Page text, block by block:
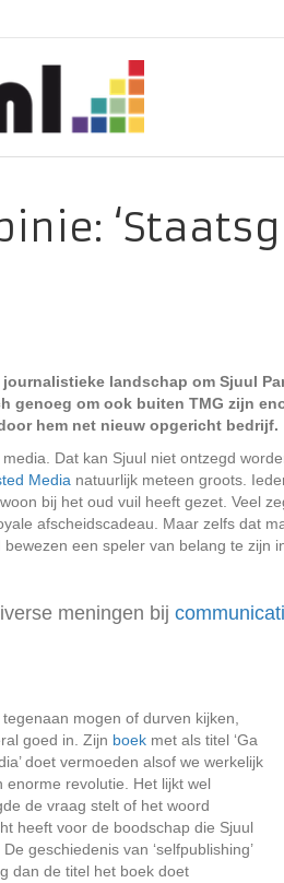
landschap om Sjuul
genoeg om ook buiten TMG zijn
hem net nieuw opgericht bedrijf.
Dat kan Sjuul niet ontzegd
Media natuurlijk meteen groots.
bij het oud vuil heeft gezet. Veel
afscheidscadeau. Maar zelfs dat
een speler van belang te zijn
meningen bij
mogen of durven kijken,
goed in. Zijn boek met als titel ‘Ga
doet vermoeden alsof we werkelijk
revolutie. Het lijkt wel
de vraag stelt of het woord
heeft voor de boodschap die Sjuul
geschiedenis van ‘selfpublishing’
dan de titel het boek doet